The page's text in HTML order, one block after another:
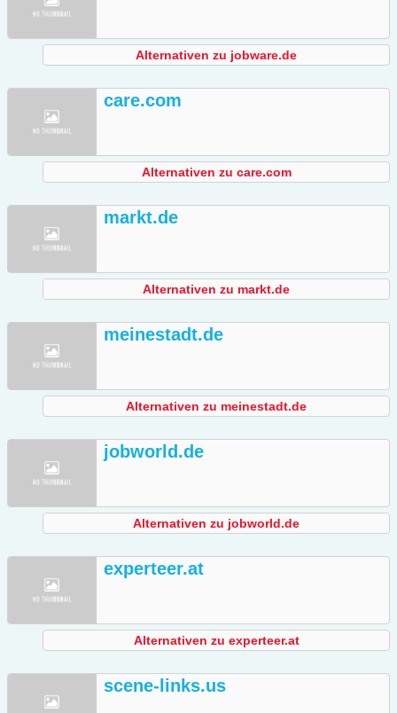
Alternativen zu jobware.de
care.com
Alternativen zu care.com
markt.de
Alternativen zu markt.de
meinestadt.de
Alternativen zu meinestadt.de
jobworld.de
Alternativen zu jobworld.de
experteer.at
Alternativen zu experteer.at
scene-links.us